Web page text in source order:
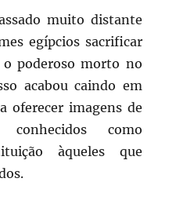
muito distante
egípcios sacrificar
poderoso morto no
acabou caindo em
oferecer imagens de
conhecidos como
àqueles que